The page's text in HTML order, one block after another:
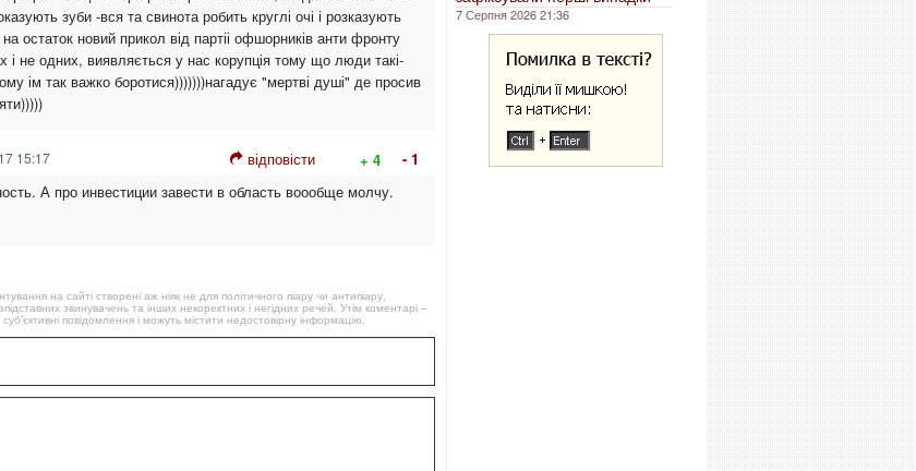
зуби -вся та свинота робить круглі очі і розказують
остаток новий прикол від партіі офшорників анти фронту
і не одних, виявляється у нас корупція тому що люди такі-
ім так важко боротися)))))))нагадує "мертві душі" де просив
15:17 відповісти + 4
- 1
А про инвестиции завести в область воообще молчу.
на сайті створені аж ніяк не для політичного піару чи антипіару,
звинувачень та інших некоректних і негідних речей. Утім коментарі –
повідомлення і можуть містити недостовірну інформацію.
7 Серпня 2026 21:36